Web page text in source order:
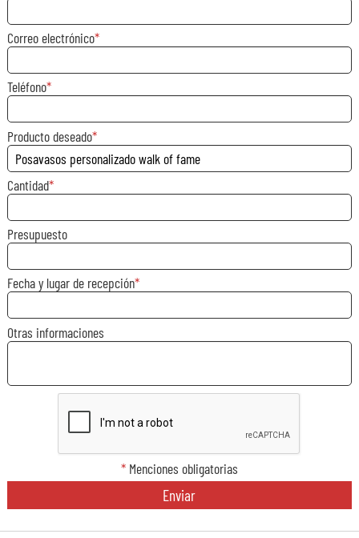
Correo electrónico
Teléfono
Producto deseado
Cantidad
Presupuesto
Fecha y lugar de recepción
Otras informaciones
*Menciones obligatorias
Enviar